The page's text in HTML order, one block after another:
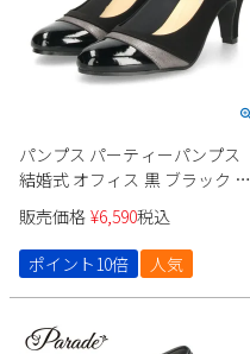
パンプス パーティーパンプス
結婚式 オフィス 黒 ブラック オ
ーク ヒールパンプス レディー
ス アーモンドトゥ 日本製 卒業
式 入学式 スーツ Parade 75502
販売価格 ¥6,590税込
ポイント10倍
人気